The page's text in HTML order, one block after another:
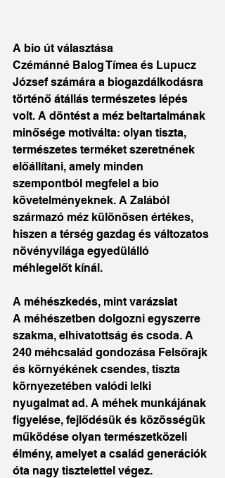
A bio út választása
Czémánné Balog Tímea és Lupucz
József számára a biogazdálkodásra
történő átállás természetes lépés
volt. A döntést a méz beltartalmának
minősége motiválta: olyan tiszta,
természetes terméket szeretnének
előállítani, amely minden
szempontból megfelel a bio
követelményeknek. A Zalából
származó méz különösen értékes,
hiszen a térség gazdag és változatos
növényvilága egyedülálló
méhlegelőt kínál.
A méhészkedés, mint varázslat
A méhészetben dolgozni egyszerre
szakma, elhivatottság és csoda. A
240 méhcsalád gondozása Felsőrajk
és környékének csendes, tiszta
környezetében valódi lelki
nyugalmat ad. A méhek munkájának
figyelése, fejlődésük és közösségük
működése olyan természetközeli
élmény, amelyet a család generációk
óta nagy tisztelettel végez.